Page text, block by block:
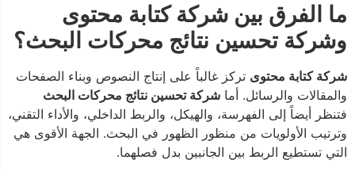
ما الفرق بين شركة كتابة محتوى
وشركة تحسين نتائج محركات البحث؟
شركة كتابة محتوىتركز غالباً على إنتاج النصوص وبناء الصفحات
والمقالات والرسائل. أما شركة تحسين نتائج محركات البحث
فتنظر أيضاً إلى الفهرسة، والهيكل، والربط الداخلي، والأداء التقني،
وترتيب الأولويات من منظور الظهور في البحث. الجهة الأقوى هي
التي تستطيع الربط بين الجانبين بدل فصلهما.